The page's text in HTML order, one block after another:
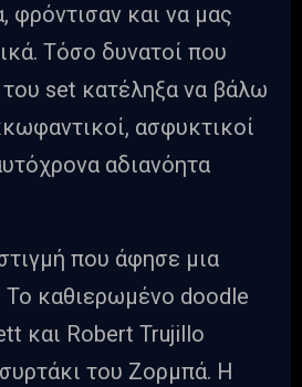
φρόντισαν και να μας
Τόσο δυνατοί που
set κατέληξα να βάλω
ασφυκτικοί
αδιανόητα
που άφησε μια
Το καθιερωμένο doodle
και Robert Trujillo
του Ζορμπά. Η